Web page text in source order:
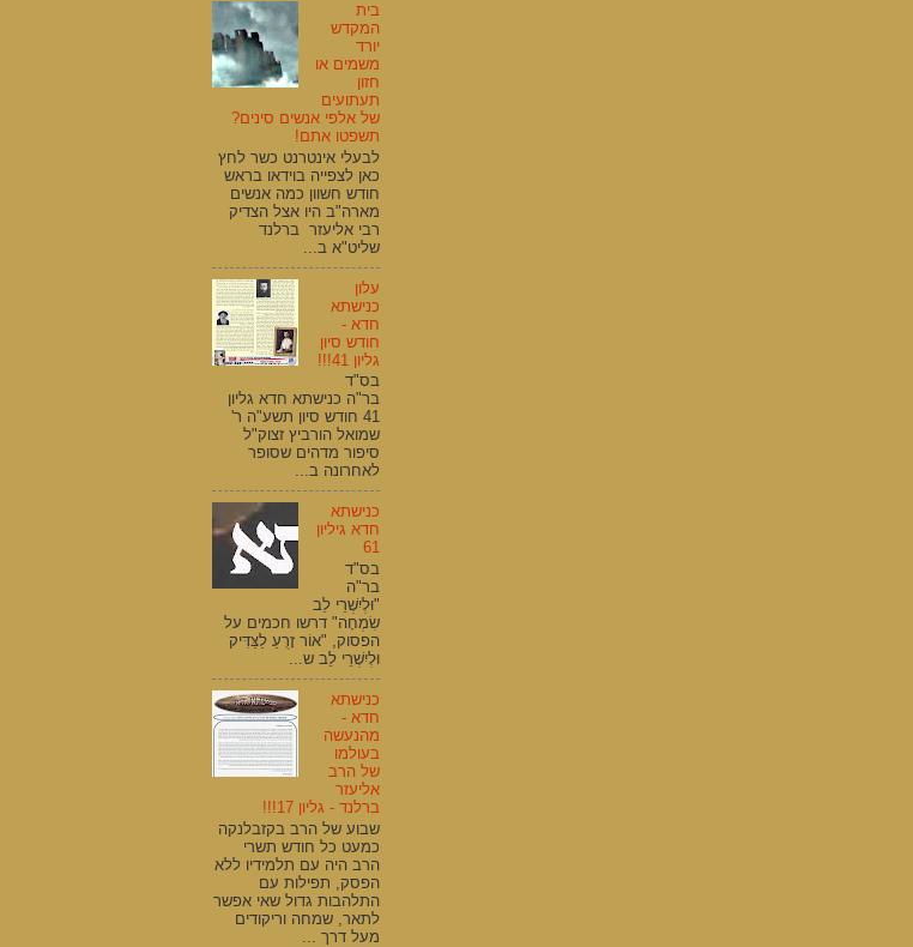
בית
המקדש
יורד
משמים או
חזון
תעתועים
של אלפי אנשים סינים?
תשפטו אתם!
לבעלי אינטרנט כשר לחץ
כאן לצפייה בוידאו בראש
חודש חשוון כמה אנשים
מארה"ב היו אצל הצדיק
רבי אליעזר ברלנד
שליט"א ב...
עלון
כנישתא
חדא -
חודש סיון
גליון 41!!!
בס"ד
בר"ה כנישתא חדא גליון
41 חודש סיון תשע"ה ר'
שמואל הורביץ זצוק"ל
סיפור מדהים שסופר
לאחרונה ב...
כנישתא
חדא גיליון
61
בס"ד
בר"ה
"וּלְיִשְׁרֵי לֵב
שִׂמְחָה" דרשו חכמים על
הפסוק, "אוֹר זָרֻעַ לַצַּדִּיק
וּלְיִשְׁרֵי לֵב ש...
כנישתא
חדא -
מהנעשה
בעולמו
של הרב
אליעזר
ברלנד - גליון 17!!!
שבוע של הרב בקזבלנקה
כמעט כל חודש תשרי
הרב היה עם תלמידיו ללא
הפסק, תפילות עם
התלהבות גדול שאי אפשר
לתאר, שמחה וריקודים
מעל דרך ...